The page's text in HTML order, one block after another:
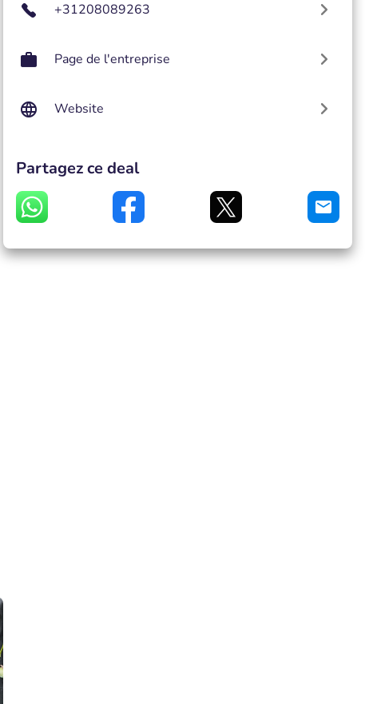
+31208089263
Page de l'entreprise
Website
Partagez ce deal